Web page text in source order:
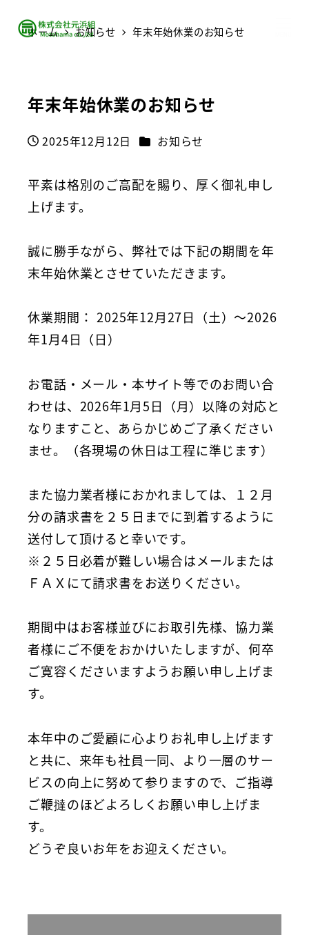
ホーム お知らせ 年末年始休業のお知らせ
年末年始休業のお知らせ
投稿日
2025年12月12日 カテゴリー
お知らせ
平素は格別のご高配を賜り、厚く御礼申し
上げます。
誠に勝手ながら、弊社では下記の期間を年
末年始休業とさせていただきます。
休業期間： 2025年12月27日（土）～2026
年1月4日（日）
お電話・メール・本サイト等でのお問い合
わせは、2026年1月5日（月）以降の対応と
なりますこと、あらかじめご了承ください
ませ。（各現場の休日は工程に準じます）
また協力業者様におかれましては、１２月
分の請求書を２５日までに到着するように
送付して頂けると幸いです。
※２５日必着が難しい場合はメールまたは
ＦＡＸにて請求書をお送りください。
期間中はお客様並びにお取引先様、協力業
者様にご不便をおかけいたしますが、何卒
ご寛容くださいますようお願い申し上げま
す。
本年中のご愛顧に心よりお礼申し上げます
と共に、来年も社員一同、より一層のサー
ビスの向上に努めて参りますので、ご指導
ご鞭撻のほどよろしくお願い申し上げま
す。
どうぞ良いお年をお迎えください。